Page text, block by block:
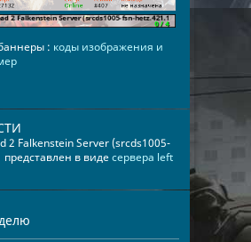
: коды изображения и
2 Falkenstein Server (srcds1005-
представлен в видесервера left